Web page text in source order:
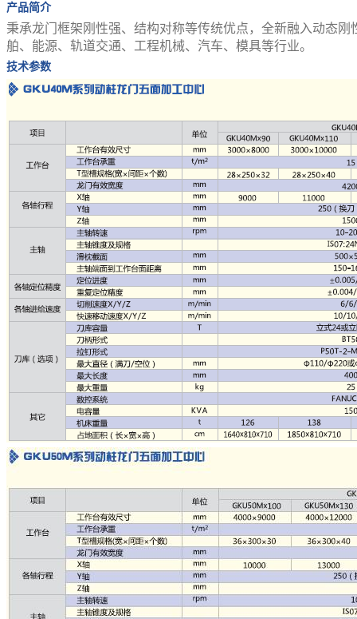
产品简介
秉承龙门框架刚性强、结构对称等传统优点，全新融入动态
舶、能源、轨道交通、工程机械、汽车、模具等行业。
技术参数